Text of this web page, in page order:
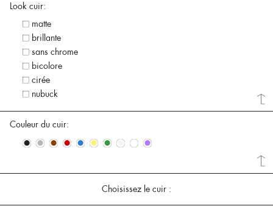
Look cuir:
matte
brillante
sans chrome
bicolore
cirée
nubuck
Couleur du cuir:
• • • • • • • • • •
Choisissez le cuir :